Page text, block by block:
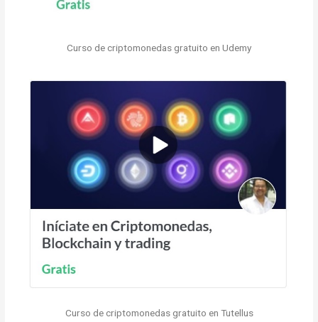
Curso de criptomonedas gratuito en Udemy
Curso de criptomonedas gratuito en Tutellus